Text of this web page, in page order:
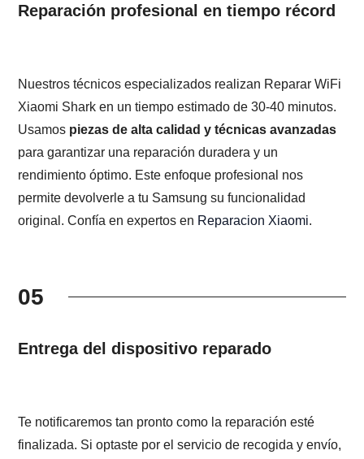
Reparación profesional en tiempo récord
Nuestros técnicos especializados realizan Reparar WiFi
Xiaomi Shark en un tiempo estimado de 30-40 minutos.
Usamos piezas de alta calidad y técnicas avanzadas
para garantizar una reparación duradera y un
rendimiento óptimo. Este enfoque profesional nos
permite devolverle a tu Samsung su funcionalidad
original. Confía en expertos en Reparacion Xiaomi.
05
Entrega del dispositivo reparado
Te notificaremos tan pronto como la reparación esté
finalizada. Si optaste por el servicio de recogida y envío,